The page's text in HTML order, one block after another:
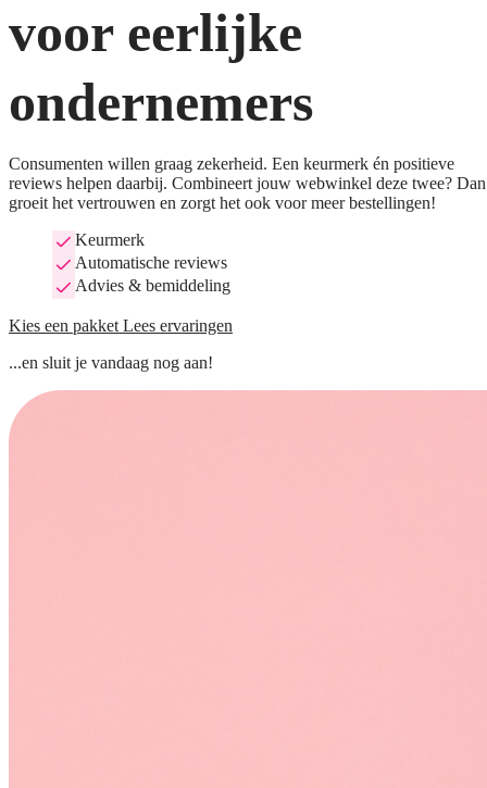
voor eerlijke
ondernemers
Consumenten willen graag zekerheid. Een keurmerk én positieve
reviews helpen daarbij. Combineert jouw webwinkel deze twee? Dan
groeit het vertrouwen en zorgt het ook voor meer bestellingen!
Keurmerk
Automatische reviews
Advies & bemiddeling
Kies een pakket Lees ervaringen
...en sluit je vandaag nog aan!